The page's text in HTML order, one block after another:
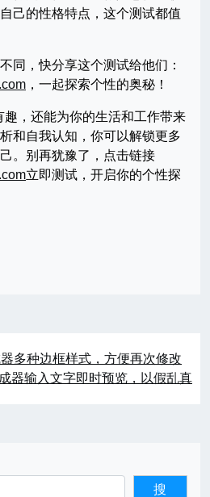
己的性格特点，这个测试都值
同，快分享这个测试给他们：
，一起探索个性的奥秘！
趣，还能为你的生活和工作带来
和自我认知，你可以解锁更多
。别再犹豫了，点击链接
立即测试，开启你的个性探
多种边框样式，方便再次修改
器输入文字即时预览，以假乱真
搜